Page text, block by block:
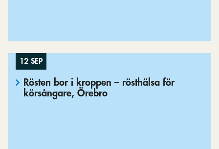
12 SEP
Rösten bor i kroppen – rösthälsa för
körsångare, Örebro